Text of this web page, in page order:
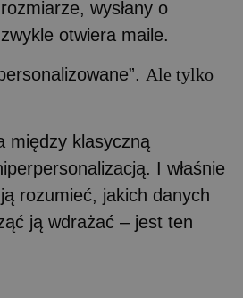
wysłany o
otwiera maile.
Ale tylko
między klasyczną
I właśnie
rozumieć, jakich danych
ją wdrażać – jest ten